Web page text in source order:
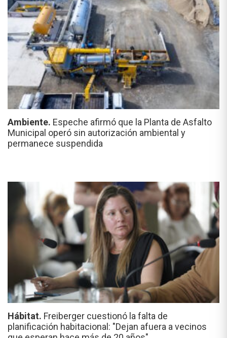
Ambiente. Espeche afirmó que la Planta de Asfalto
Municipal operó sin autorización ambiental y
permanece suspendida
Hábitat. Freiberger cuestionó la falta de
planificación habitacional: "Dejan afuera a vecinos